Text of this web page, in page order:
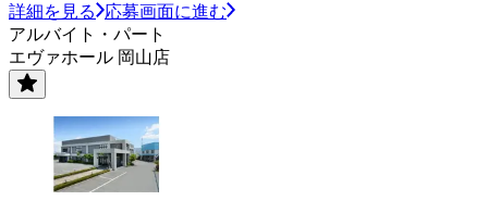
詳細を見る
応募画面に進む
アルバイト・パート
エヴァホール 岡山店